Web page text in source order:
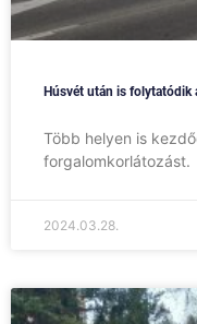
Húsvét után is folytatódik
Több helyen is
forgalomkorlátozást.
2024.03.28.